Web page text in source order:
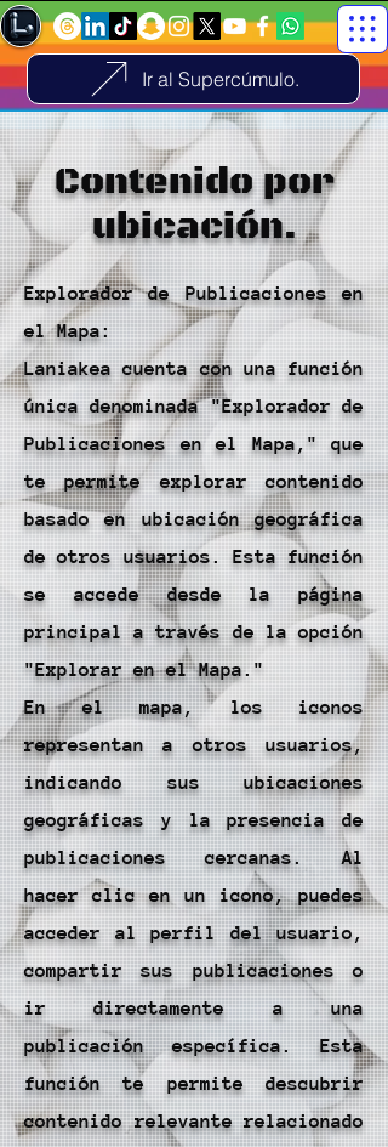
Ir al Supercúmulo.
Contenido por
ubicación.
Explorador de Publicaciones en
el Mapa:
Laniakea cuenta con una función
única denominada "Explorador de
Publicaciones en el Mapa," que
te permite explorar contenido
basado en ubicación geográfica
de otros usuarios. Esta función
se accede desde la página
principal a través de la opción
"Explorar en el Mapa."
En el mapa, los iconos
representan a otros usuarios,
indicando sus ubicaciones
geográficas y la presencia de
publicaciones cercanas. Al
hacer clic en un icono, puedes
acceder al perfil del usuario,
compartir sus publicaciones o
ir directamente a una
publicación específica. Esta
función te permite descubrir
contenido relevante relacionado